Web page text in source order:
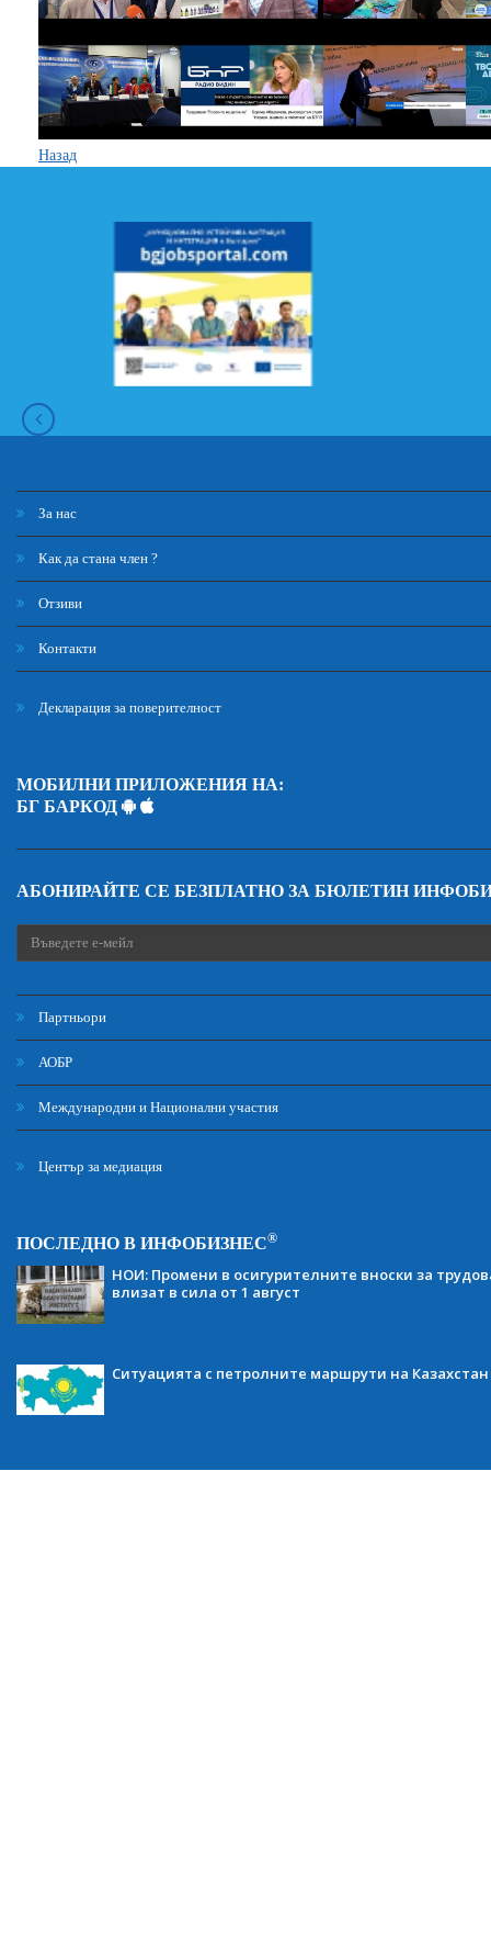
Назад
За нас
Как да стана член ?
Отзиви
Контакти
Декларация за поверителност
МОБИЛНИ ПРИЛОЖЕНИЯ НА:
БГ БАРКОД
АБОНИРАЙТЕ СЕ БЕЗПЛАТНО ЗА БЮЛЕТИН
Партньори
АОБР
Международни и Национални участия
Център за медиация
ПОСЛЕДНО В ИНФОБИЗНЕС®
НОИ: Промени в осигурителните вноски за
влизат в сила от 1 август
Ситуацията с петролните маршрути на Казахстан